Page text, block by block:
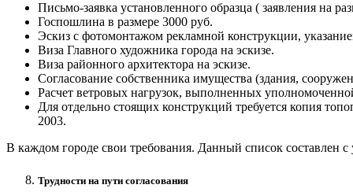
Письмо-заявка установленного образца ( заявления на
Госпошлина в размере 3000 руб.
Эскиз с фотомонтажом рекламной конструкции,
Виза Главного художника города на эскизе.
Виза районного архитектора на эскизе.
Согласование собственника имущества (здания,
Расчет ветровых нагрузок, выполненных
Для отдельно стоящих конструкций требуется копия
2003.
В каждом городе свои требования. Данный список составлен
Трудности на пути согласования